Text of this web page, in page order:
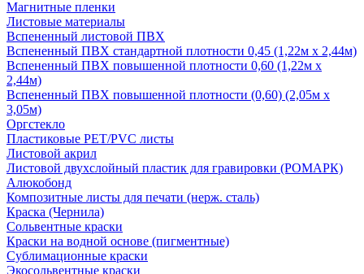
Магнитные пленки
Листовые материалы
Вспененный листовой ПВХ
Вспененный ПВХ стандартной плотности 0,45 (1,22м х 2,44м)
Вспененный ПВХ повышенной плотности 0,60 (1,22м х
2,44м)
Вспененный ПВХ повышенной плотности (0,60) (2,05м х
3,05м)
Оргстекло
Пластиковые PET/PVC листы
Листовой акрил
Листовой двухслойный пластик для гравировки (РОМАРК)
Алюкобонд
Композитные листы для печати (нерж. сталь)
Краска (Чернила)
Сольвентные краски
Краски на водной основе (пигментные)
Сублимационные краски
Экосольвентные краски